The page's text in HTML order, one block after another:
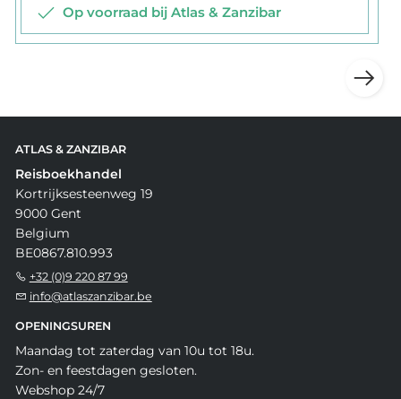
Op voorraad bij Atlas & Zanzibar
ATLAS & ZANZIBAR
Reisboekhandel
Kortrijksesteenweg 19
9000 Gent
Belgium
BE0867.810.993
+32 (0)9 220 87 99
info@atlaszanzibar.be
OPENINGSUREN
Maandag tot zaterdag van 10u tot 18u.
Zon- en feestdagen gesloten.
Webshop 24/7